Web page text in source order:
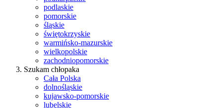
podlaskie
pomorskie
śląskie
świętokrzyskie
warmińsko-mazurskie
wielkopolskie
zachodniopomorskie
Szukam chłopaka
Cała Polska
dolnośląskie
kujawsko-pomorskie
lubelskie